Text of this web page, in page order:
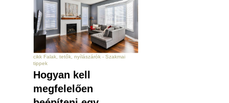
cikk Falak, tetők, nyílászárók - Szakmai
tippek
Hogyan kell
megfelelően